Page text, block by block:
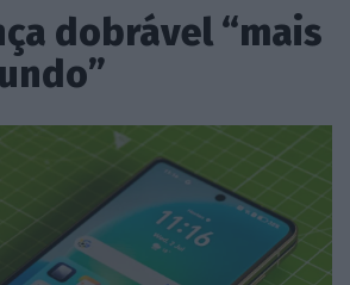
dobrável “mais